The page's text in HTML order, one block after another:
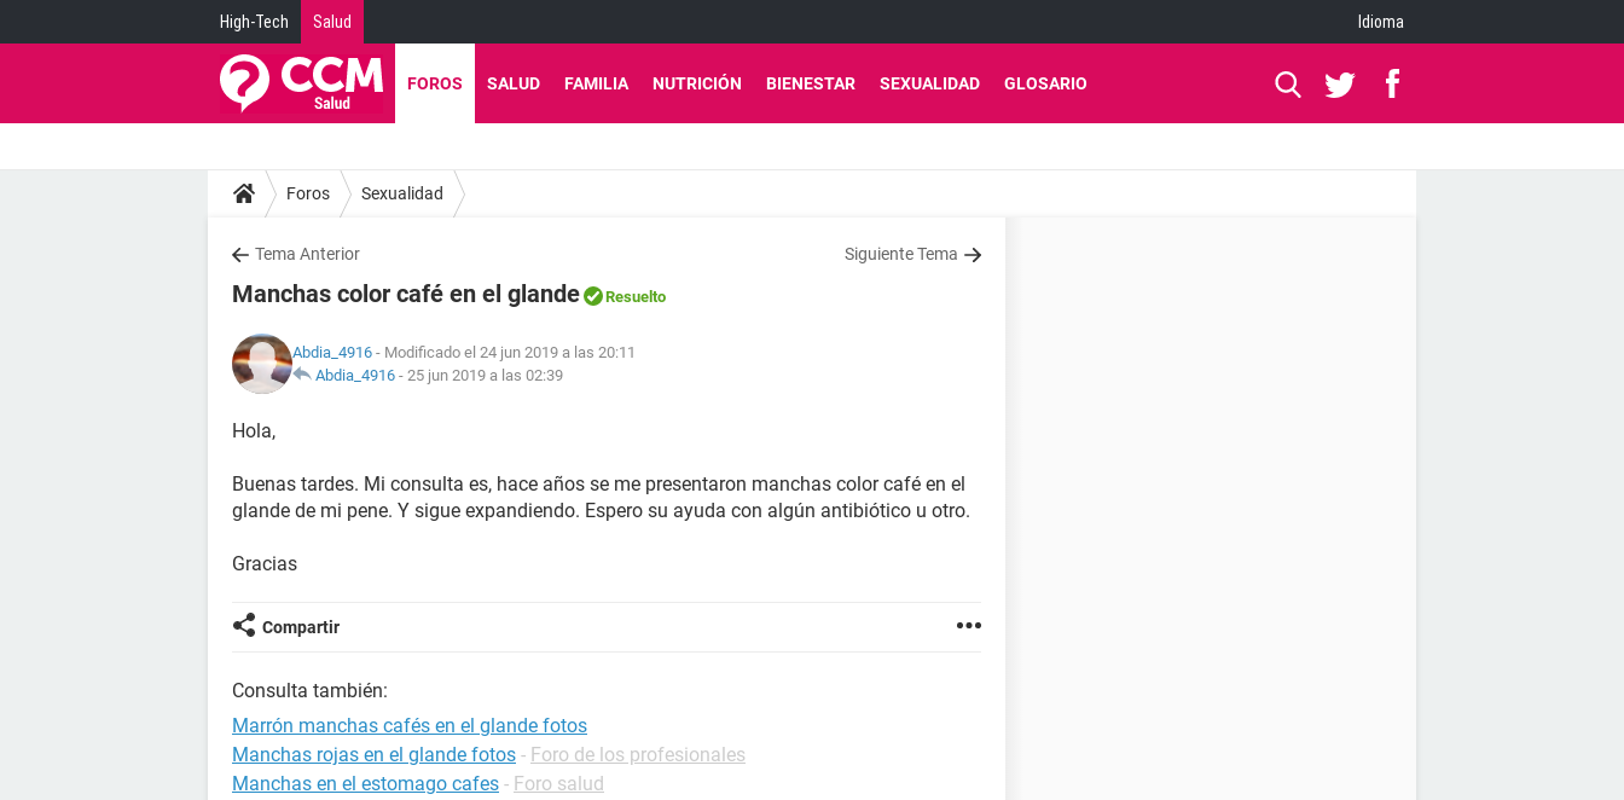
High-Tech Salud Idioma
FOROS SALUD FAMILIA NUTRICIÓN BIENESTAR SEXUALIDAD GLOSARIO
Foros Sexualidad
Tema Anterior Siguiente Tema
Manchas color café en el glande Resuelto
Abdia_4916 - Modificado el 24 jun 2019 a las 20:11
Abdia_4916 - 25 jun 2019 a las 02:39
Hola,
Buenas tardes. Mi consulta es, hace años se me presentaron manchas color café en el
glande de mi pene. Y sigue expandiendo. Espero su ayuda con algún antibiótico u otro.
Gracias
Compartir
Consulta también:
Marrón manchas cafés en el glande fotos
Manchas rojas en el glande fotos - Foro de los profesionales
Manchas en el estomago cafes - Foro salud